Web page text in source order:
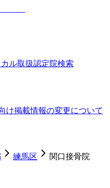
ル取扱認定院検索
け掲載情報の変更について
練馬区
関口接骨院